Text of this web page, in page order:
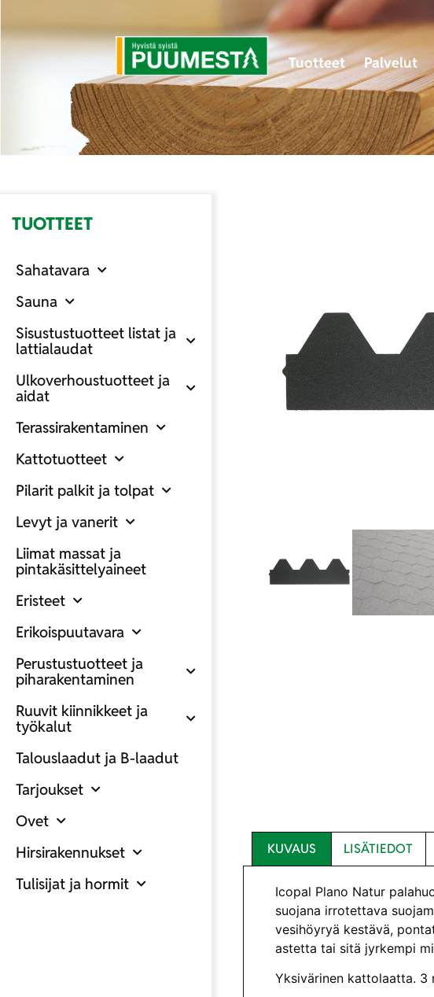
Tuotteet Palvelut
TUOTTEET
Sahatavara
Sauna
Sisustustuotteet listat ja
lattialaudat
Ulkoverhoustuotteet ja
aidat
Terassirakentaminen
Kattotuotteet
Pilarit palkit ja tolpat
Levyt ja vanerit
Liimat massat ja
pintakäsittelyaineet
Eristeet
Erikoispuutavara
Perustustuotteet ja
piharakentaminen
Ruuvit kiinnikkeet ja
työkalut
Talouslaadut ja B-laadut
Tarjoukset
Ovet
Hirsirakennukset
Tulisijat ja hormit
KUVAUS LISÄTIEDOT
Icopal Plano Natur
suojana irrotettava
vesihöyryä kestävä,
astetta tai sitä jyrkempi
Yksivärinen kattolaatta. 3